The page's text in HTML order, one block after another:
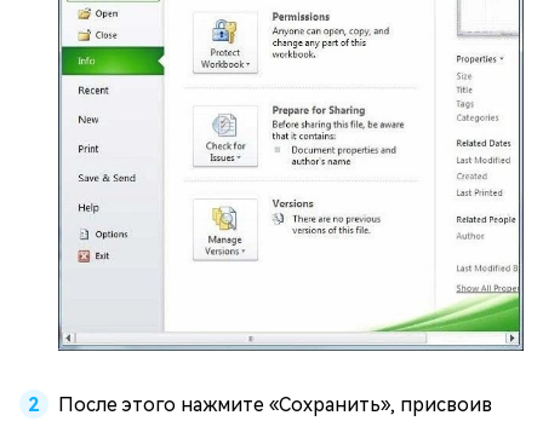
После этого нажмите «Сохранить», присвоив